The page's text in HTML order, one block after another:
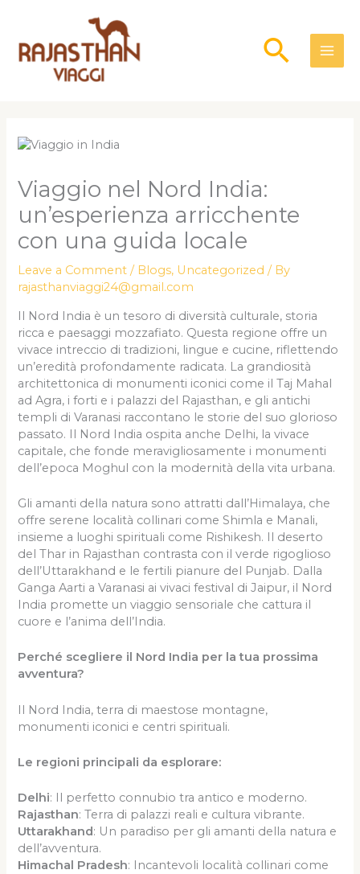
content
Viaggio nel Nord India:
un’esperienza arricchente
con una guida locale
Leave a Comment / Blogs, Uncategorized / By
rajasthanviaggi24@gmail.com
Il Nord India è un tesoro di diversità culturale, storia
ricca e paesaggi mozzafiato. Questa regione offre un
vivace intreccio di tradizioni, lingue e cucine, riflettendo
un’eredità profondamente radicata. La grandiosità
architettonica di monumenti iconici come il Taj Mahal
ad Agra, i forti e i palazzi del Rajasthan, e gli antichi
templi di Varanasi raccontano le storie del suo glorioso
passato. Il Nord India ospita anche Delhi, la vivace
capitale, che fonde meravigliosamente i monumenti
dell’epoca Moghul con la modernità della vita urbana.
Gli amanti della natura sono attratti dall’Himalaya, che
offre serene località collinari come Shimla e Manali,
insieme a luoghi spirituali come Rishikesh. Il deserto
del Thar in Rajasthan contrasta con il verde rigoglioso
dell’Uttarakhand e le fertili pianure del Punjab. Dalla
Ganga Aarti a Varanasi ai vivaci festival di Jaipur, il Nord
India promette un viaggio sensoriale che cattura il
cuore e l’anima dell’India.
Perché scegliere il Nord India per la tua prossima
avventura?
Il Nord India, terra di maestose montagne,
monumenti iconici e centri spirituali.
Le regioni principali da esplorare:
Delhi: Il perfetto connubio tra antico e moderno.
Rajasthan: Terra di palazzi reali e cultura vibrante.
Uttarakhand : Un paradiso per gli amanti della natura e
dell’avventura.
Himachal Pradesh: Incantevoli località collinari come